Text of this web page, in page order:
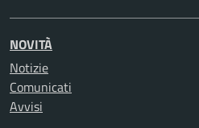
NOVITÀ
Notizie
Comunicati
Avvisi